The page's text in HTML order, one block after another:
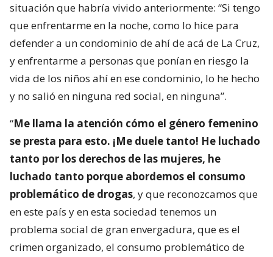
situación que habría vivido anteriormente: “Si tengo
que enfrentarme en la noche, como lo hice para
defender a un condominio de ahí de acá de La Cruz,
y enfrentarme a personas que ponían en riesgo la
vida de los niños ahí en ese condominio, lo he hecho
y no salió en ninguna red social, en ninguna”.
“Me llama la atención cómo el género femenino
se presta para esto. ¡Me duele tanto! He luchado
tanto por los derechos de las mujeres, he
luchado tanto porque abordemos el consumo
problemático de drogas, y que reconozcamos que
en este país y en esta sociedad tenemos un
problema social de gran envergadura, que es el
crimen organizado, el consumo problemático de